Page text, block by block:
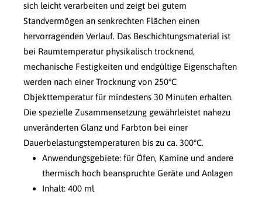
sich leicht verarbeiten und zeigt bei gutem
Standvermögen an senkrechten Flächen einen
hervorragenden Verlauf. Das Beschichtungsmaterial ist
bei Raumtemperatur physikalisch trocknend,
mechanische Festigkeiten und endgültige Eigenschaften
werden nach einer Trocknung von 250°C
Objekttemperatur für mindestens 30 Minuten erhalten.
Die spezielle Zusammensetzung gewährleistet nahezu
unveränderten Glanz und Farbton bei einer
Dauerbelastungstemperaturen bis zu ca. 300°C.
Anwendungsgebiete: für Öfen, Kamine und andere
thermisch hoch beanspruchte Geräte und Anlagen
Inhalt: 400 ml